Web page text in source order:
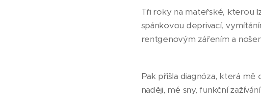
Tři roky na mateřské, kterou
spánkovou deprivací,
rentgenovým zářením a
Pak přišla diagnóza, která
naději, mé sny, funkční